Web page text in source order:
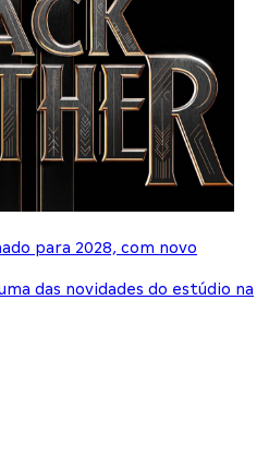
para 2028, com novo
das novidades do estúdio na